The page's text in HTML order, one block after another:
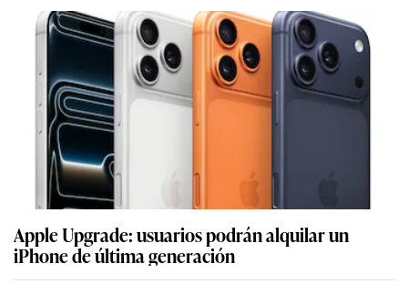
Apple Upgrade: usuarios podrán alquilar un
iPhone de última generación